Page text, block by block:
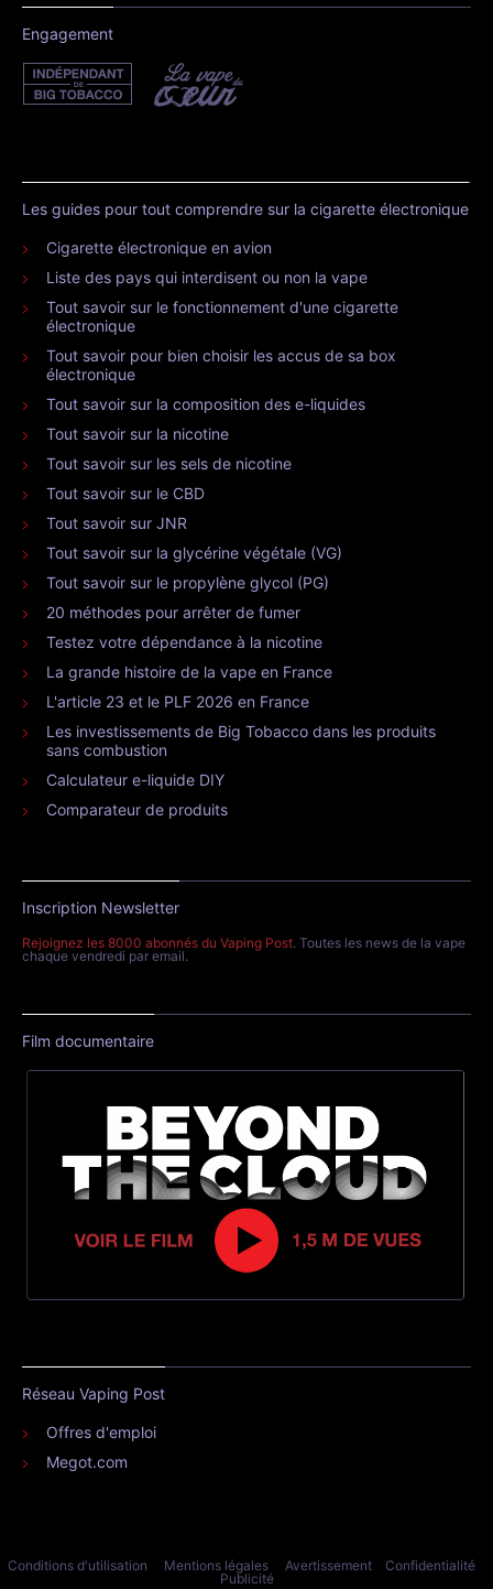
Engagement
Les guides pour tout comprendre sur la cigarette électronique
Cigarette électronique en avion
Liste des pays qui interdisent ou non la vape
Tout savoir sur le fonctionnement d'une cigarette
électronique
Tout savoir pour bien choisir les accus de sa box
électronique
Tout savoir sur la composition des e-liquides
Tout savoir sur la nicotine
Tout savoir sur les sels de nicotine
Tout savoir sur le CBD
Tout savoir sur JNR
Tout savoir sur la glycérine végétale (VG)
Tout savoir sur le propylène glycol (PG)
20 méthodes pour arrêter de fumer
Testez votre dépendance à la nicotine
La grande histoire de la vape en France
L'article 23 et le PLF 2026 en France
Les investissements de Big Tobacco dans les produits
sans combustion
Calculateur e-liquide DIY
Comparateur de produits
Inscription Newsletter
Rejoignez les 8000 abonnés du Vaping Post. Toutes les news de la vape
chaque vendredi par email.
Film documentaire
Réseau Vaping Post
Offres d'emploi
Megot.com
Conditions d'utilisation Mentions légales Avertissement
Confidentialité
Publicité